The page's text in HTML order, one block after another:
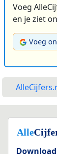
Voeg
en je ziet
Voeg